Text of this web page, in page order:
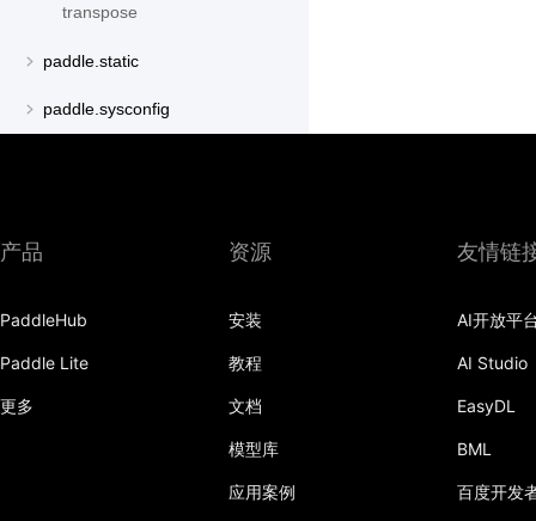
transpose
paddle.static
paddle.sysconfig
产品
PaddleHub
Paddle Lite
更多
资源
安装
教程
文档
模型库
应用案例
友情链
AI开放平
AI Studio
EasyDL
BML
百度开发